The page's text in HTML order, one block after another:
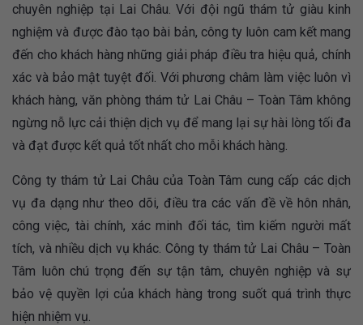
chuyên nghiệp tại Lai Châu. Với đội ngũ thám tử giàu kinh
nghiệm và được đào tạo bài bản, công ty luôn cam kết mang
đến cho khách hàng những giải pháp điều tra hiệu quả, chính
xác và bảo mật tuyệt đối. Với phương châm làm việc luôn vì
khách hàng, văn phòng thám tử Lai Châu – Toàn Tâm không
ngừng nỗ lực cải thiện dịch vụ để mang lại sự hài lòng tối đa
và đạt được kết quả tốt nhất cho mỗi khách hàng.
Công ty thám tử Lai Châu của Toàn Tâm cung cấp các dịch
vụ đa dạng như theo dõi, điều tra các vấn đề về hôn nhân,
công việc, tài chính, xác minh đối tác, tìm kiếm người mất
tích, và nhiều dịch vụ khác. Công ty thám tử Lai Châu – Toàn
Tâm luôn chú trọng đến sự tận tâm, chuyên nghiệp và sự
bảo vệ quyền lợi của khách hàng trong suốt quá trình thực
hiện nhiệm vụ.